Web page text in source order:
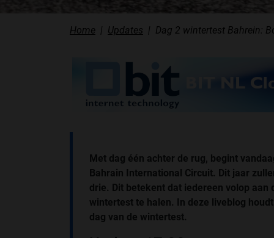
Home Updates Dag 2 wintertest Bahrein:
Met dag één achter de rug, begint
Bahrain International Circuit. Dit jaar
drie. Dit betekent dat iedereen volop
wintertest te halen. In deze liveblog
dag van de wintertest.